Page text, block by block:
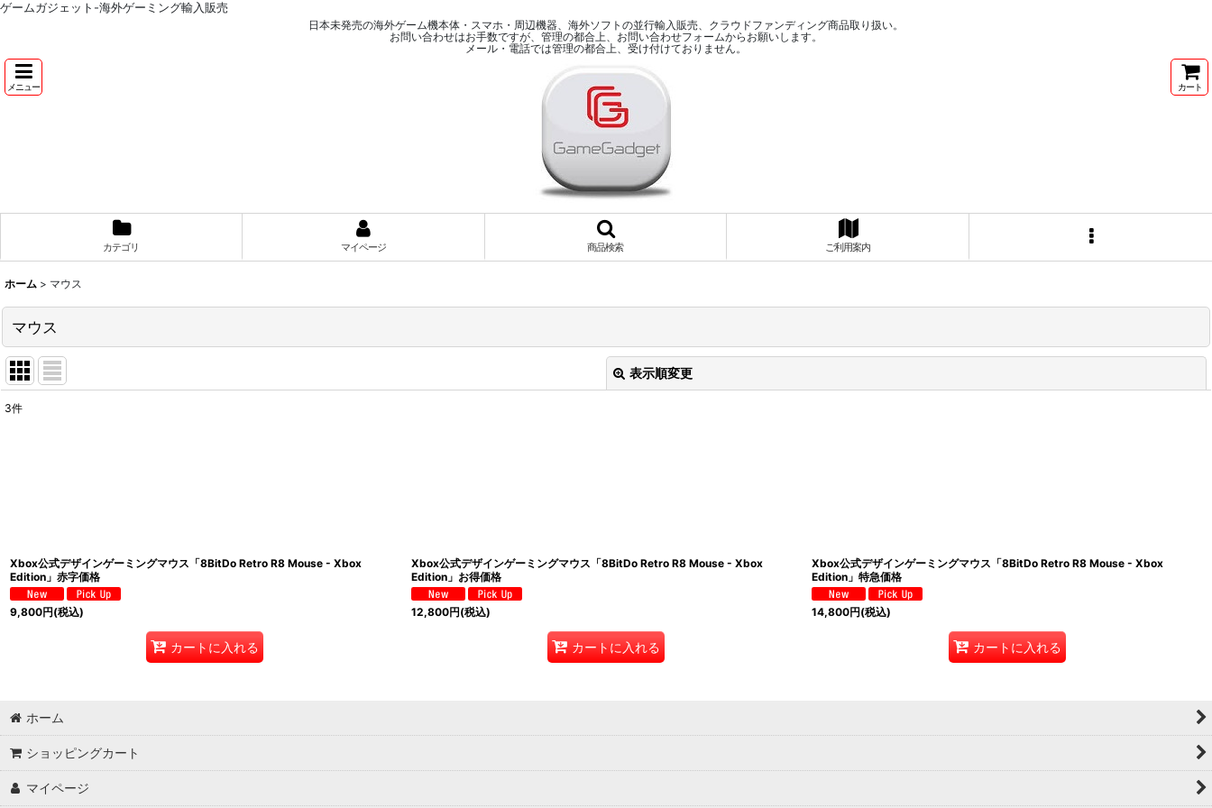
ゲームガジェット-海外ゲーミング輸入販売
日本未発売の海外ゲーム機本体・スマホ・周辺機器、海外ソフトの並行輸入販売、クラウドファンディング商品取り扱い。
お問い合わせはお手数ですが、管理の都合上、お問い合わせフォームからお願いします。
メール・電話では管理の都合上、受け付けておりません。
メニュー カート
カテゴリ マイページ 商品検索 ご利用案内
ホーム > マウス
マウス
表示順変更
3件
Xbox公式デザインゲーミングマウス「8BitDo Retro R8 Mouse - Xbox
Edition」赤字価格
9,800円(税込)
カートに入れる
Xbox公式デザインゲーミングマウス「8BitDo Retro R8 Mouse - Xbox
Edition」お得価格
12,800円(税込)
カートに入れる
Xbox公式デザインゲーミングマウス「8BitDo Retro R8 Mouse - Xbox
Edition」特急価格
14,800円(税込)
カートに入れる
ホーム
ショッピングカート
マイページ